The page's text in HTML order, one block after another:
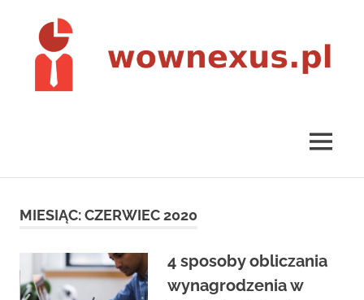
content
MENU
MIESIĄC:CZERWIEC 2020
4 sposoby obliczania
wynagrodzenia w